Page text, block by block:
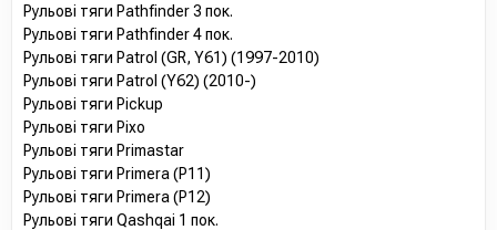
Рульові тяги Pathfinder 3 пок.
Рульові тяги Pathfinder 4 пок.
Рульові тяги Patrol (GR, Y61) (1997-2010)
Рульові тяги Patrol (Y62) (2010-)
Рульові тяги Pickup
Рульові тяги Pixo
Рульові тяги Primastar
Рульові тяги Primera (P11)
Рульові тяги Primera (P12)
Рульові тяги Qashqai 1 пок.